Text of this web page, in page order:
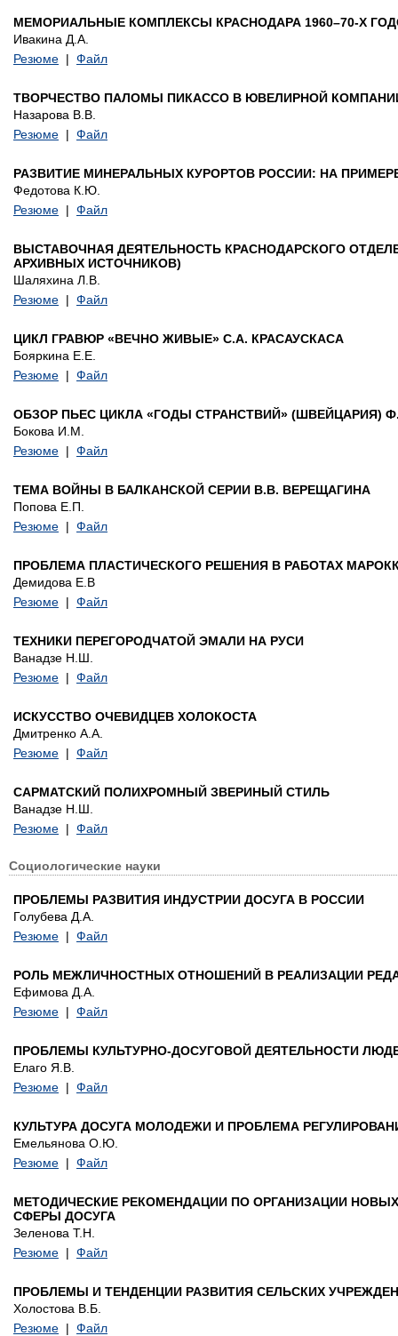
МЕМОРИАЛЬНЫЕ КОМПЛЕКСЫ КРАСНОДАРА 1960–70-Х
Ивакина Д.А.
Резюме | Файл
ТВОРЧЕСТВО ПАЛОМЫ ПИКАССО В ЮВЕЛИРНОЙ КОМПАНИИ
Назарова В.В.
Резюме | Файл
РАЗВИТИЕ МИНЕРАЛЬНЫХ КУРОРТОВ РОССИИ: НА
Федотова К.Ю.
Резюме | Файл
ВЫСТАВОЧНАЯ ДЕЯТЕЛЬНОСТЬ КРАСНОДАРСКОГО
АРХИВНЫХ ИСТОЧНИКОВ)
Шаляхина Л.В.
Резюме | Файл
ЦИКЛ ГРАВЮР «ВЕЧНО ЖИВЫЕ» С.А. КРАСАУСКАСА
Бояркина Е.Е.
Резюме | Файл
ОБЗОР ПЬЕС ЦИКЛА «ГОДЫ СТРАНСТВИЙ» (ШВЕЙЦАРИЯ)
Бокова И.М.
Резюме | Файл
ТЕМА ВОЙНЫ В БАЛКАНСКОЙ СЕРИИ В.В. ВЕРЕЩАГИНА
Попова Е.П.
Резюме | Файл
ПРОБЛЕМА ПЛАСТИЧЕСКОГО РЕШЕНИЯ В РАБОТАХ
Демидова Е.В
Резюме | Файл
ТЕХНИКИ ПЕРЕГОРОДЧАТОЙ ЭМАЛИ НА РУСИ
Ванадзе Н.Ш.
Резюме | Файл
ИСКУССТВО ОЧЕВИДЦЕВ ХОЛОКОСТА
Дмитренко А.А.
Резюме | Файл
САРМАТСКИЙ ПОЛИХРОМНЫЙ ЗВЕРИНЫЙ СТИЛЬ
Ванадзе Н.Ш.
Резюме | Файл
Социологические науки
ПРОБЛЕМЫ РАЗВИТИЯ ИНДУСТРИИ ДОСУГА В РОССИИ
Голубева Д.А.
Резюме | Файл
РОЛЬ МЕЖЛИЧНОСТНЫХ ОТНОШЕНИЙ В РЕАЛИЗАЦИИ
Ефимова Д.А.
Резюме | Файл
ПРОБЛЕМЫ КУЛЬТУРНО-ДОСУГОВОЙ ДЕЯТЕЛЬНОСТИ
Елаго Я.В.
Резюме | Файл
КУЛЬТУРА ДОСУГА МОЛОДЕЖИ И ПРОБЛЕМА
Емельянова О.Ю.
Резюме | Файл
МЕТОДИЧЕСКИЕ РЕКОМЕНДАЦИИ ПО ОРГАНИЗАЦИИ
СФЕРЫ ДОСУГА
Зеленова Т.Н.
Резюме | Файл
ПРОБЛЕМЫ И ТЕНДЕНЦИИ РАЗВИТИЯ СЕЛЬСКИХ
Холостова В.Б.
Резюме | Файл